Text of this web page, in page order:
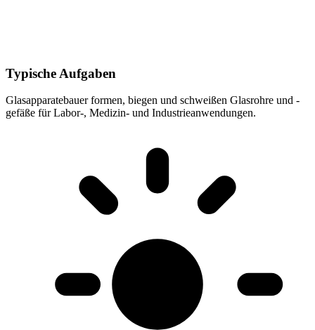
Typische Aufgaben
Glasapparatebauer formen, biegen und schweißen Glasrohre und -
gefäße für Labor-, Medizin- und Industrieanwendungen.